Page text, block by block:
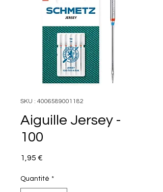
SKU : 4006589001182
Aiguille Jersey -
100
1,95 €
Quantité *